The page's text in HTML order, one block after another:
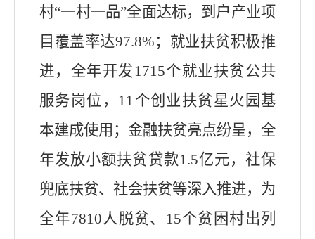
村“一村一品”全面达标，到户产业项
目覆盖率达97.8%；就业扶贫积极推
进，全年开发 1715个就业扶贫公共
服务岗位， 11个创业扶贫星火园 基
本建成使用；金融扶贫亮点纷呈，全
年发放小额扶贫贷款1.5亿元，社保
兜底扶贫、社会扶贫等深入推进，为
全年7810人脱贫、 15个贫困村出列